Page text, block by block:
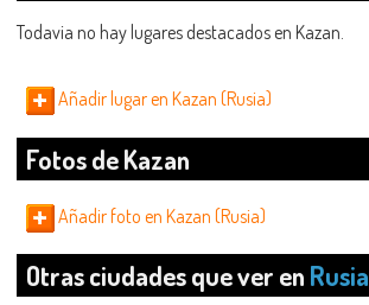
Todavia no hay lugares destacados en Kazan.
Añadir lugar en Kazan (Rusia)
Fotos de Kazan
Añadir foto en Kazan (Rusia)
Otras ciudades que ver en Rusia